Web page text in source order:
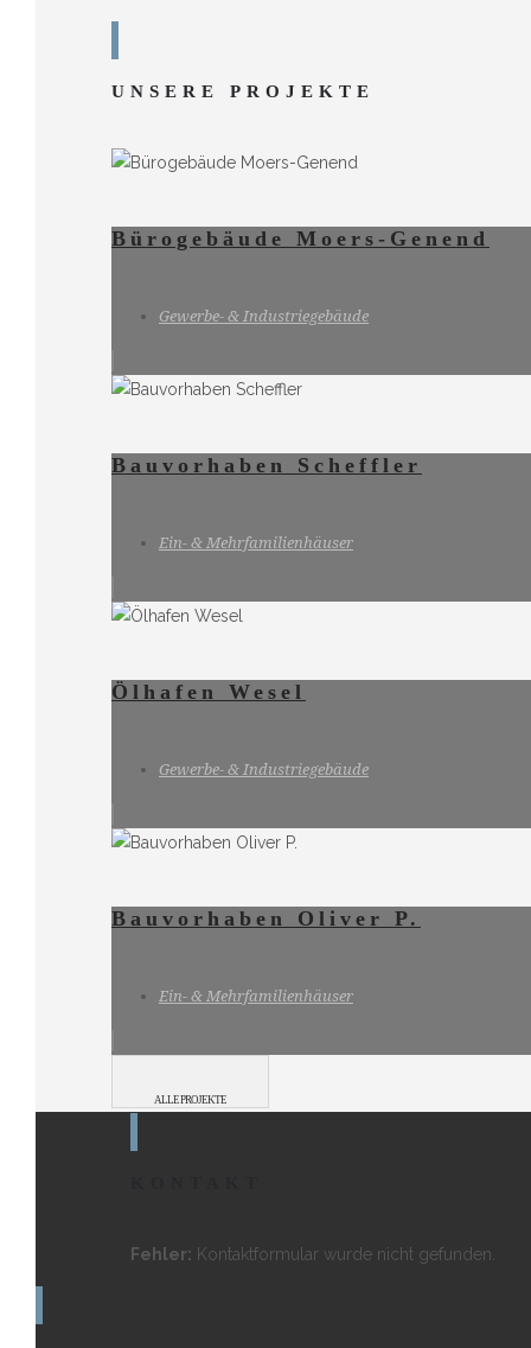
UNSERE PROJEKTE
Bürogebäude Moers-Genend
Gewerbe- & Industriegebäude
Bauvorhaben Scheffler
Ein- & Mehrfamilienhäuser
Ölhafen Wesel
Gewerbe- & Industriegebäude
Bauvorhaben Oliver P.
Ein- & Mehrfamilienhäuser
ALLE PROJEKTE
Fehler: Kontaktformular wurde nicht gefunden.